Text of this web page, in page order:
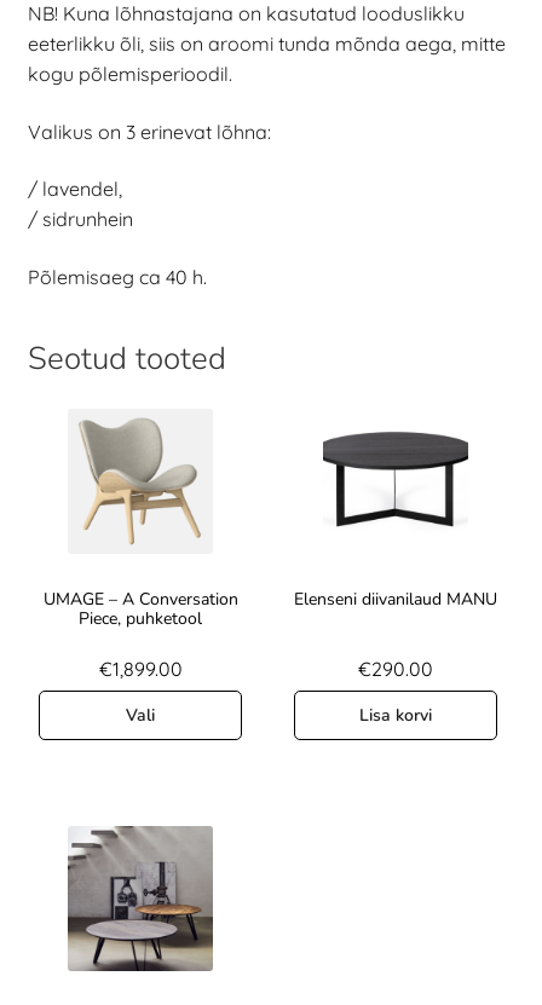
NB! Kuna lõhnastajana on kasutatud looduslikku
eeterlikku õli, siis on aroomi tunda mõnda aega, mitte
kogu põlemisperioodil.
Valikus on 3 erinevat lõhna:
/ lavendel,
/ sidrunhein
Põlemisaeg ca 40 h.
Seotud tooted
UMAGE – A Conversation
Piece, puhketool
€1,899.00
Vali
Elenseni diivanilaud MANU
€290.00
Lisa korvi